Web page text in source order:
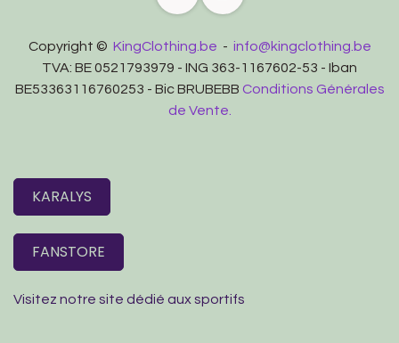
Copyright © KingClothing.be - info@kingclothing.be
TVA: BE 0521793979 - ING 363-1167602-53 - Iban
BE53363116760253 - Bic BRUBEBB Conditions Générales
de Vente.
KARALYS
FANSTORE
Visitez notre site dédié aux sportifs